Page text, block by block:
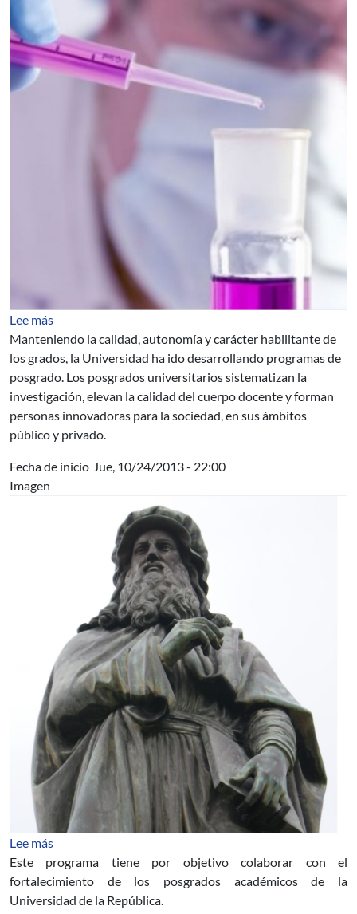
Lee mássobre Promoción de la calidad de los programas de
Manteniendo la calidad, autonomía y carácter habilitante de
los grados, la Universidad ha ido desarrollando programas de
posgrado. Los posgrados universitarios sistematizan la
investigación, elevan la calidad del cuerpo docente y forman
personas innovadoras para la sociedad, en sus ámbitos
público y privado.
Fecha de inicio Jue, 10/24/2013 - 22:00
Imagen
Lee mássobre Apoyo Institucional a Posgrados de la
Este programa tiene por objetivo colaborar con el
fortalecimiento de los posgrados académicos de la
Universidad de la República.